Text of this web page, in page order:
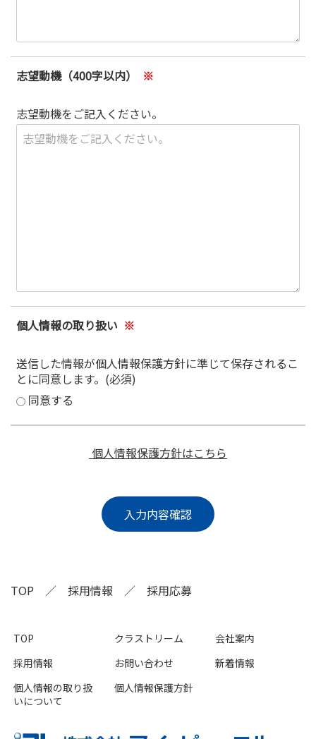
志望動機（400字以内） ※
志望動機をご記入ください。
個人情報の取り扱い ※
送信した情報が個人情報保護方針に準じて保存されるこ
とに同意します。(必須)
同意する
個人情報保護方針はこちら
TOP 採用情報 採用応募
TOP クラストリーム
会社案内
採用情報
お問い合わせ
新着情報
個人情報の取り扱
いについて
個人情報保護方針